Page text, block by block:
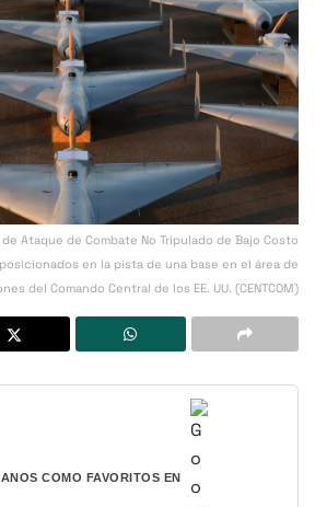
Ataque de Combate No Tripulado de Bajo Costo
en la pista de una base en el área de
del Comando Central de los EE. UU. (CENTCOM)
COMO FAVORITOS EN